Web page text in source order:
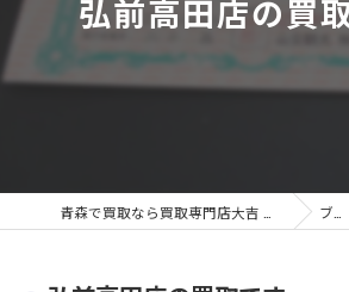
弘前高田店の買取
ブログ